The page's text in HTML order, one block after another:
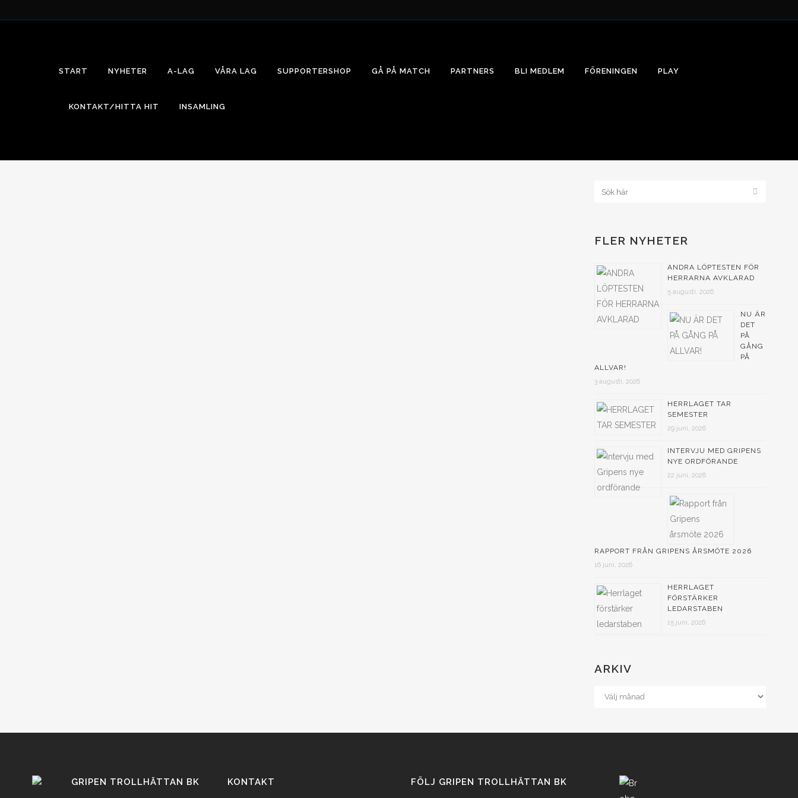
START NYHETER A-LAG VÅRA LAG SUPPORTERSHOP GÅ PÅ MATCH PARTNERS BLI MEDLEM FÖRENINGEN PLAY
KONTAKT/HITTA HIT INSAMLING
FLER NYHETER
ANDRA LÖPTESTEN FÖR
HERRARNA AVKLARAD
5 augusti, 2026
NU ÄR
DET
PÅ
GÅNG
PÅ
ALLVAR!
3 augusti, 2026
HERRLAGET TAR
SEMESTER
29 juni, 2026
INTERVJU MED GRIPENS
NYE ORDFÖRANDE
22 juni, 2026
RAPPORT FRÅN GRIPENS ÅRSMÖTE 2026
16 juni, 2026
HERRLAGET
FÖRSTÄRKER
LEDARSTABEN
15 juni, 2026
ARKIV
GRIPEN TROLLHÄTTAN BK KONTAKT FÖLJ GRIPEN TROLLHÄTTAN BK